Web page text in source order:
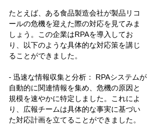
たとえば、ある食品製造会社が製品リコ
ールの危機を迎えた際の対応を見てみま
しょう。この企業はRPAを導入してお
り、以下のような具体的な対応策を講じ
ることができました。
- 迅速な情報収集と分析： RPAシステムが
自動的に関連情報を集め、危機の原因と
規模を速やかに特定しました。これによ
り、広報チームは具体的な事実に基づい
た対応計画を立てることができました。